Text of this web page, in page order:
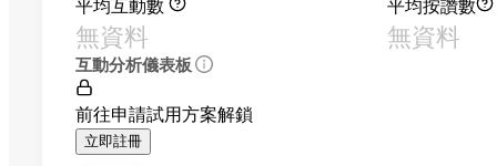
平均互動數
無資料
平均按讚數
無資料
互動分析儀表板
前往申請試用方案解鎖
立即註冊